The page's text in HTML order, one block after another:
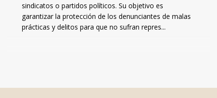
sindicatos o partidos políticos. Su objetivo es
garantizar la protección de los denunciantes de malas
prácticas y delitos para que no sufran repres...